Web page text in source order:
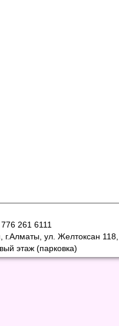
261 6111
г.Алматы, ул. Желтоксан 118,
этаж (парковка)